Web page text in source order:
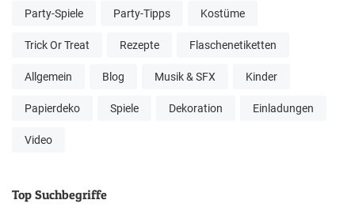
Party-Spiele Party-Tipps Kostüme
Trick Or Treat Rezepte Flaschenetiketten
Allgemein Blog Musik & SFX Kinder
Papierdeko Spiele Dekoration Einladungen
Video
Top Suchbegriffe